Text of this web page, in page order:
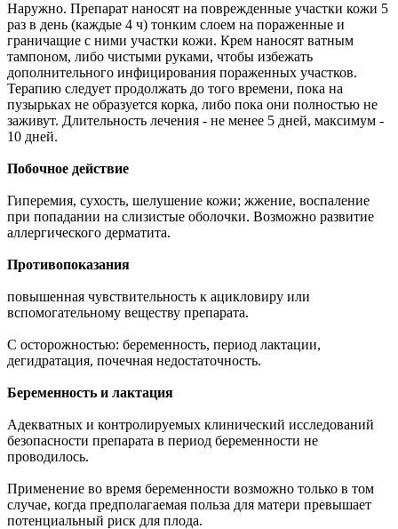
Наружно. Препарат наносят на поврежденные участки кожи 5
раз в день (каждые 4 ч) тонким слоем на пораженные и
граничащие с ними участки кожи. Крем наносят ватным
тампоном, либо чистыми руками, чтобы избежать
дополнительного инфицирования пораженных участков.
Терапию следует продолжать до того времени, пока на
пузырьках не образуется корка, либо пока они полностью не
заживут. Длительность лечения - не менее 5 дней, максимум -
10 дней.
Побочное действие
Гиперемия, сухость, шелушение кожи; жжение, воспаление
при попадании на слизистые оболочки. Возможно развитие
аллергического дерматита.
Противопоказания
повышенная чувствительность к ацикловиру или
вспомогательному веществу препарата.
С осторожностью: беременность, период лактации,
дегидратация, почечная недостаточность.
Беременность и лактация
Адекватных и контролируемых клинический исследований
безопасности препарата в период беременности не
проводилось.
Применение во время беременности возможно только в том
случае, когда предполагаемая польза для матери превышает
потенциальный риск для плода.